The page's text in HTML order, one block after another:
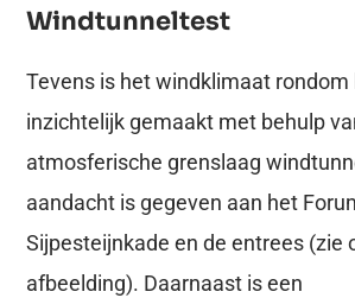
Windtunneltest
Tevens is het windklimaat
inzichtelijk gemaakt met behulp
atmosferische grenslaag
aandacht is gegeven aan het
Sijpesteijnkade en de entrees (zie
afbeelding). Daarnaast is een